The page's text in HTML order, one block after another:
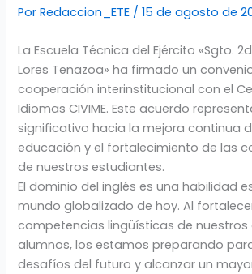
PorRedaccion_ETE /15 de agosto de
La Escuela Técnica del Ejército «Sgto.
Lores Tenazoa» ha firmado un
cooperación interinstitucional con el
Idiomas CIVIME. Este acuerdo
significativo hacia la mejora continua
educación y el fortalecimiento de las
de nuestros estudiantes.
El dominio del inglés es una habilidad
mundo globalizado de hoy. Al
competencias lingüísticas de nuestros
alumnos, los estamos preparando
desafíos del futuro y alcanzar un